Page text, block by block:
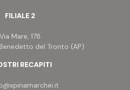
FILIALE 2
Via Mare, 178
del Tronto (AP)
RECAPITI